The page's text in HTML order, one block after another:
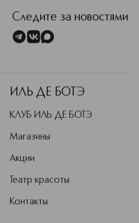
органических
или брендов традиционной
Следите за новостями
ИЛЬ ДЕ БОТЭ
КЛУБ ИЛЬ ДЕ БОТЭ
Магазины
Акции
Театр красоты
Контакты